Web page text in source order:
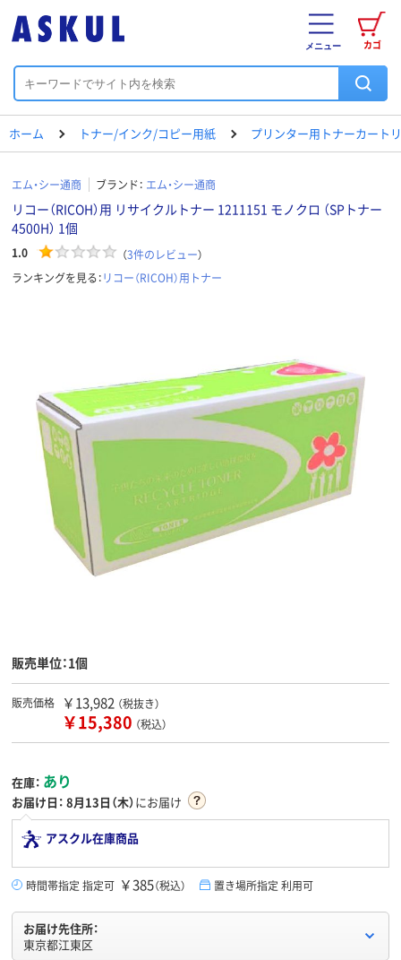
カゴ
メニュー
ホーム トナー/インク/コピー用紙 プリンター用トナーカート
エム・シー通商 ブランド： エム・シー通商
リコー（RICOH）用 リサイクルトナー 1211151 モノクロ （SPトナー
4500H） 1個
1.0 （3件のレビュー）
ランキングを見る：リコー（RICOH）用トナー
販売単位：1個
販売価格 ￥13,982 （税抜き）
￥15,380 （税込）
在庫： あり
お届け日： 8月13日（木）にお届け
アスクル在庫商品
時間帯指定 指定可 ￥385（税込） 置き場所指定 利用可
お届け先住所：
東京都江東区